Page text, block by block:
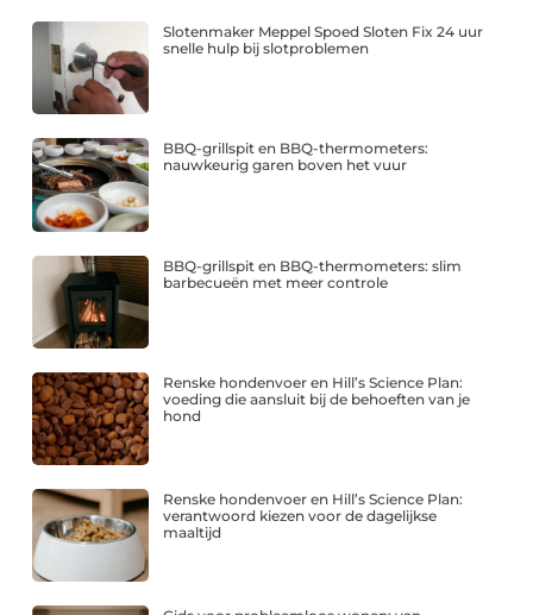
Slotenmaker Meppel Spoed Sloten Fix 24 uur
snelle hulp bij slotproblemen
BBQ-grillspit en BBQ-thermometers:
nauwkeurig garen boven het vuur
BBQ-grillspit en BBQ-thermometers: slim
barbecueën met meer controle
Renske hondenvoer en Hill’s Science Plan:
voeding die aansluit bij de behoeften van je
hond
Renske hondenvoer en Hill’s Science Plan:
verantwoord kiezen voor de dagelijkse
maaltijd